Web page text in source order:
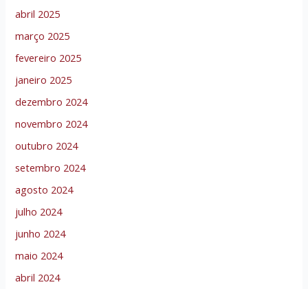
abril 2025
março 2025
fevereiro 2025
janeiro 2025
dezembro 2024
novembro 2024
outubro 2024
setembro 2024
agosto 2024
julho 2024
junho 2024
maio 2024
abril 2024